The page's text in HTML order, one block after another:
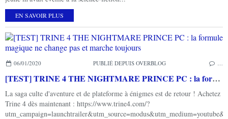
EN SAVOIR PLUS
06/01/2020 PUBLIÉ DEPUIS OVERBLOG …
[TEST] TRINE 4 THE NIGHTMARE PRINCE PC : la formule magique ne change pas et marche toujours
La saga culte d'aventure et de plateforme à énigmes est de retour ! Achetez
Trine 4 dès maintenant : https://www.trine4.com/?